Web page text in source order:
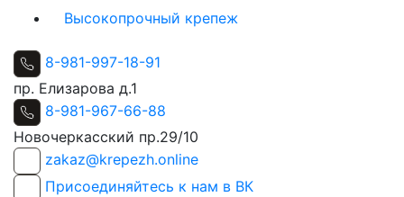
Высокопрочный крепеж
8-981-997-18-91
пр. Елизарова д.1
8-981-967-66-88
Новочеркасский пр.29/10
zakaz@krepezh.online
Присоединяйтесь к нам в ВК